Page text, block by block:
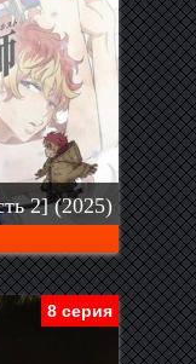
2] (2025)
8 серия